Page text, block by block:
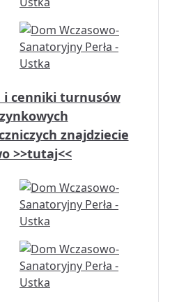
i cenniki turnusów
znajdziecie
>>tutaj<<